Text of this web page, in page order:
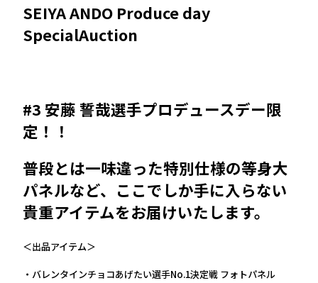
SEIYA ANDO Produce day
SpecialAuction
#3 安藤 誓哉選手プロデュースデー限
定！！
普段とは一味違った特別仕様の等身大
パネルなど、ここでしか手に入らない
貴重アイテムをお届けいたします。
＜出品アイテム＞
・バレンタインチョコあげたい選手No.1決定戦 フォトパネル